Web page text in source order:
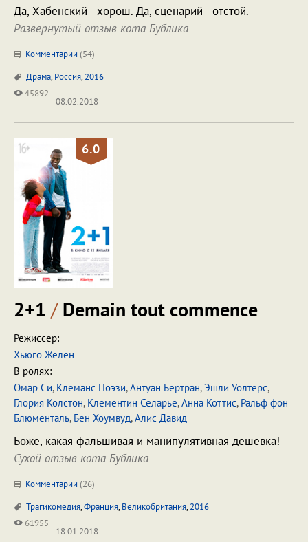
Да, Хабенский - хорош. Да, сценарий - отстой.
Развернутый отзыв кота Бублика
Комментарии (54)
Драма,Россия,2016
45892
08.02.2018
6.0
2+1 /Demain tout commence
Режиссер:
Хьюго Желен
В ролях:
Омар Си, Клеманс Поэзи,Антуан Бертран,Эшли Уолтерс,
Глория Колстон, Клементин Селарье,Анна Коттис, Ральф фон
Блюменталь, Бен Хоумвуд,Алис Давид
Боже, какая фальшивая и манипулятивная дешевка!
Сухой отзыв кота Бублика
Комментарии (26)
Трагикомедия,Франция,Великобритания,2016
61955
18.01.2018